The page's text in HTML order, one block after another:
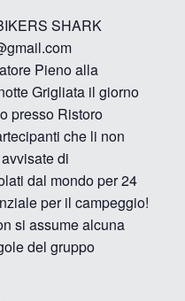
SHARK
Pieno alla
Grigliata il giorno
presso Ristoro
che li non
di
dal mondo per 24
per il campeggio!
si assume alcuna
del gruppo